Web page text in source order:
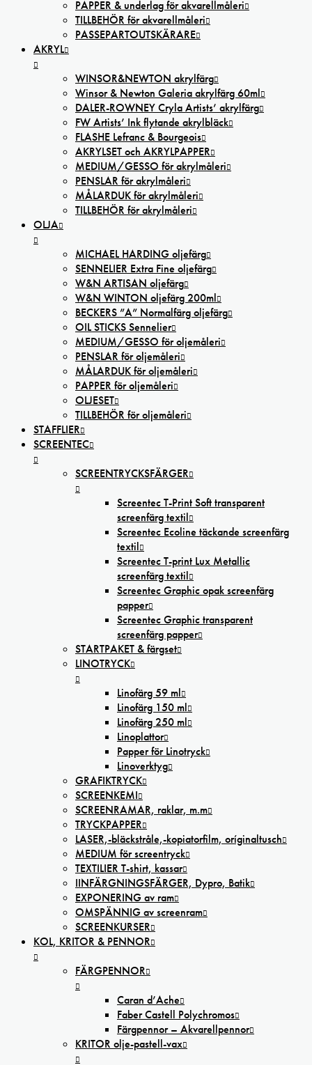
PAPPER & underlag för akvarellmåleri
TILLBEHÖR för akvarellmåleri
PASSEPARTOUTSKÄRARE
AKRYL
WINSOR&NEWTON akrylfärg
Winsor & Newton Galeria akrylfärg 60ml
DALER-ROWNEY Cryla Artists’ akrylfärg
FW Artists’ Ink flytande akrylbläck
FLASHE Lefranc & Bourgeois
AKRYLSET och AKRYLPAPPER
MEDIUM/GESSO för akrylmåleri
PENSLAR för akrylmåleri
MÅLARDUK för akrylmåleri
TILLBEHÖR för akrylmåleri
OLJA
MICHAEL HARDING oljefärg
SENNELIER Extra Fine oljefärg
W&N ARTISAN oljefärg
W&N WINTON oljefärg 200ml
BECKERS ”A” Normalfärg oljefärg
OIL STICKS Sennelier
MEDIUM/GESSO för oljemåleri
PENSLAR för oljemåleri
MÅLARDUK för oljemåleri
PAPPER för oljemåleri
OLJESET
TILLBEHÖR för oljemåleri
STAFFLIER
SCREENTEC
SCREENTRYCKSFÄRGER
Screentec T-Print Soft transparent
screenfärg textil
Screentec Ecoline täckande screenfärg
textil
Screentec T-print Lux Metallic
screenfärg textil
Screentec Graphic opak screenfärg
papper
Screentec Graphic transparent
screenfärg papper
STARTPAKET & färgset
LINOTRYCK
Linofärg 59 ml
Linofärg 150 ml
Linofärg 250 ml
Linoplattor
Papper för Linotryck
Linoverktyg
GRAFIKTRYCK
SCREENKEMI
SCREENRAMAR, raklar, m.m
TRYCKPAPPER
LASER,-bläckstråle,-kopiatorfilm, oríginaltusch
MEDIUM för screentryck
TEXTILIER T-shirt, kassar
IINFÄRGNINGSFÄRGER, Dypro, Batik
EXPONERING av ram
OMSPÄNNIG av screenram
SCREENKURSER
KOL, KRITOR & PENNOR
FÄRGPENNOR
Caran d’Ache
Faber Castell Polychromos
Färgpennor – Akvarellpennor
KRITOR olje-pastell-vax